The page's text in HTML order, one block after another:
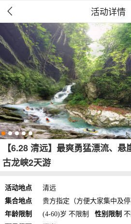
 活动详情
【6.28 清远】最爽勇猛漂流、
古龙峡2天游
活动地点
清远
集合地点
贵方指定（方便大家集中及停
年龄限制
(4-60)岁 不限制 性别限制